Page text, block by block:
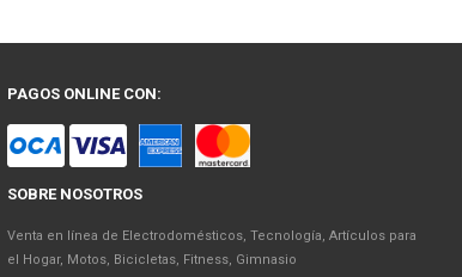
PAGOS ONLINE CON:
SOBRE NOSOTROS
Venta en línea de Electrodomésticos, Tecnología, Artículos para
el Hogar, Motos, Bicicletas, Fitness, Gimnasio